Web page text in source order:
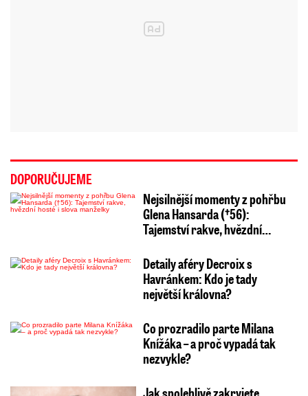
DOPORUČUJEME
Nejsilnější momenty z pohřbu
Glena Hansarda (†56):
Tajemství rakve, hvězdní…
Detaily aféry Decroix s
Havránkem: Kdo je tady
největší královna?
Co prozradilo parte Milana
Knížáka – a proč vypadá tak
nezvykle?